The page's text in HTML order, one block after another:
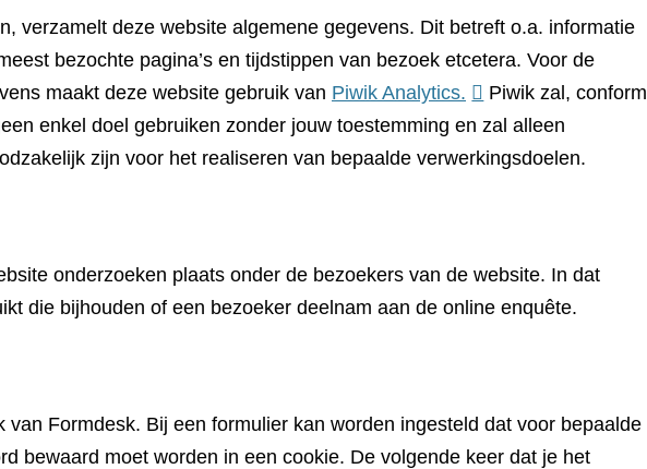
verzamelt deze website algemene gegevens. Dit betreft o.a. informatie
bezochte pagina’s en tijdstippen van bezoek etcetera. Voor de
maakt deze website gebruik van Piwik Analytics. (verwijst
naar
een
Piwik zal, conform
enkel doel gebruiken zonder jouw toestemming en zal alleen
zijn voor het realiseren van bepaalde verwerkingsdoelen.
onderzoeken plaats onder de bezoekers van de website. In dat
die bijhouden of een bezoeker deelnam aan de online enquête.
van Formdesk. Bij een formulier kan worden ingesteld dat voor bepaalde
bewaard moet worden in een cookie. De volgende keer dat je het